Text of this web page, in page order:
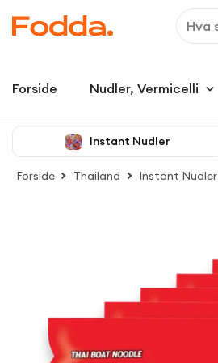
Forside Nudler, Vermicelli
Instant Nudler
Forside Thailand Instant Nudler